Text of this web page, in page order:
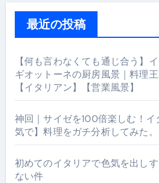
最近の投稿
【何も言わなくても通じ合う】
ギオットーネの厨房風景｜料理王
【イタリアン】【営業風景】
神回｜サイゼを100倍楽しむ！
気で】料理をガチ分析してみた。
初めてのイタリアで色気を出し
ない件